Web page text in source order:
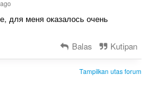
для меня оказалось очень
Balas Kutipan
Tampilkan utas forum